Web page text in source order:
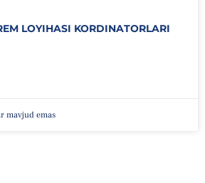
LOYIHASI KORDINATORLARI
mavjud emas